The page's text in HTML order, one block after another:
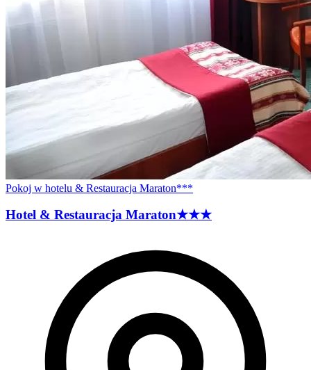
Pokoj w hotelu & Restauracja Maraton***
Hotel & Restauracja Maraton★★★